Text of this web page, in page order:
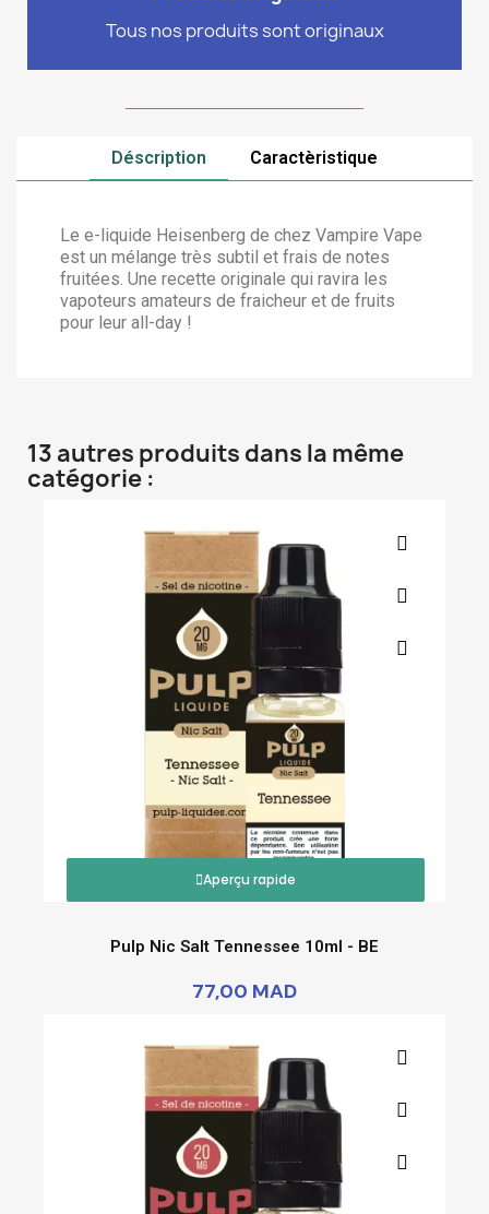
Tous nos produits sont originaux
100% authentiques
Déscription Caractèristique
Le e-liquide Heisenberg de chez Vampire Vape
est un mélange très subtil et frais de notes
fruitées. Une recette originale qui ravira les
vapoteurs amateurs de fraicheur et de fruits
pour leur all-day !
13 autres produits dans la même
catégorie :
Aperçu rapide
Pulp Nic Salt Tennessee 10ml - BE
77,00 MAD